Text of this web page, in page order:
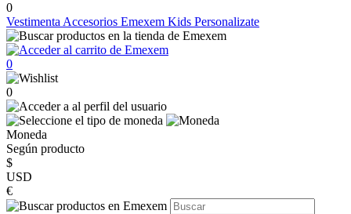
0
Vestimenta Accesorios Emexem Kids Personalizate
0
0
Moneda
Según producto
$
USD
€